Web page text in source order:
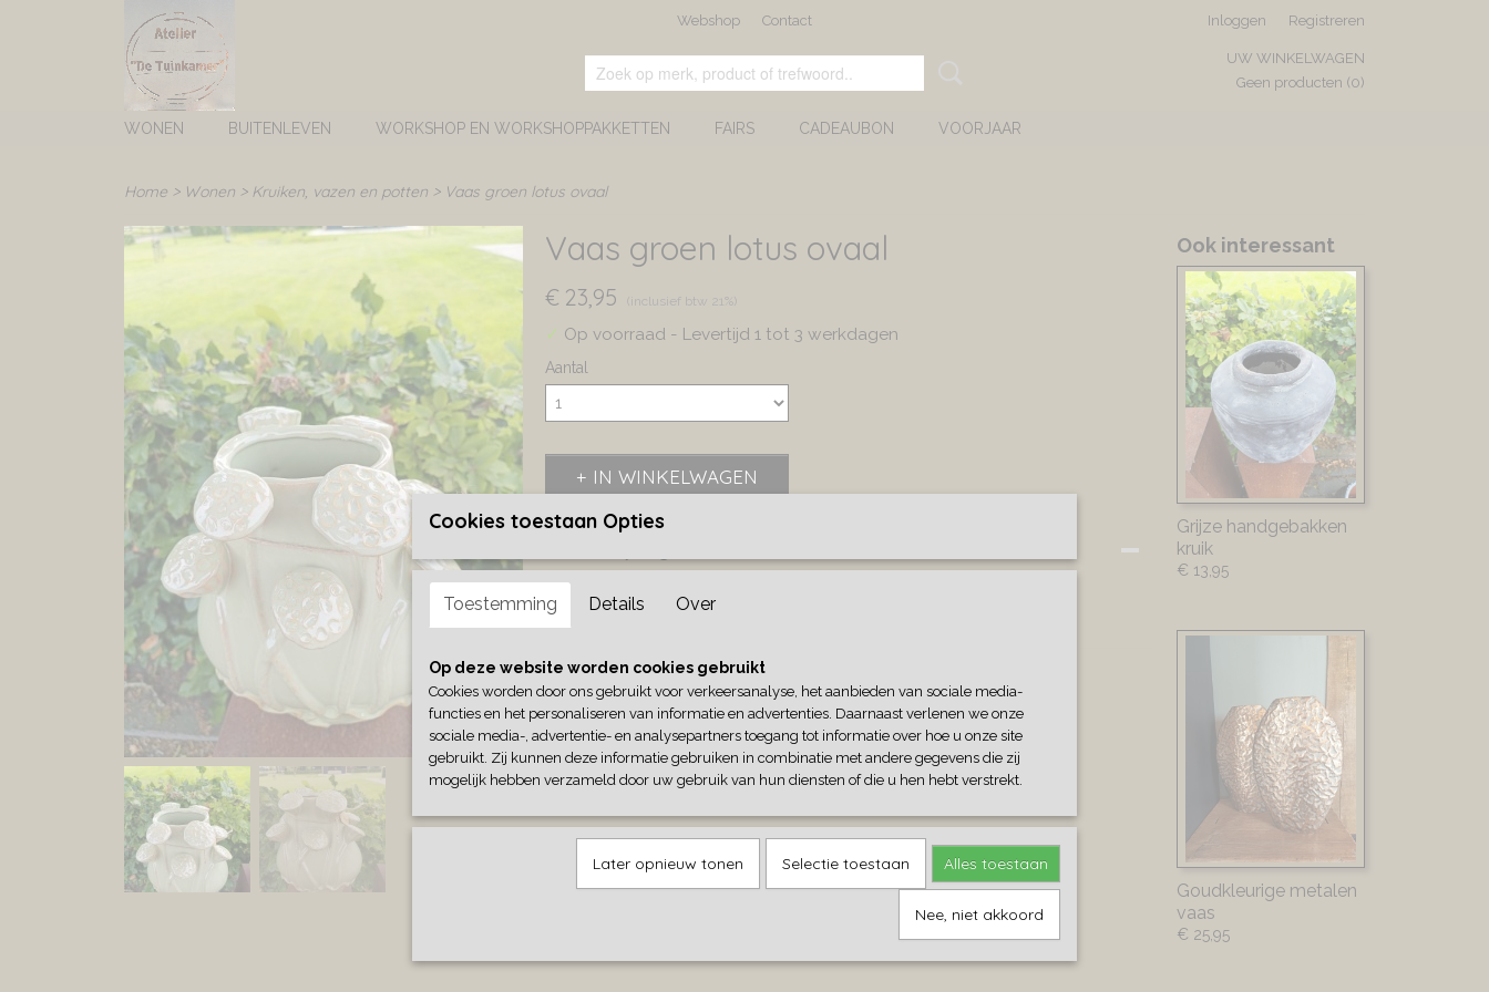
Webshop Contact Inloggen Registreren
UW WINKELWAGEN
Geen producten (0)
WONEN BUITENLEVEN WORKSHOP EN WORKSHOPPAKKETTEN FAIRS CADEAUBON VOORJAAR
Home > Wonen > Kruiken, vazen en potten > Vaas groen lotus ovaal
Vaas groen lotus ovaal
€ 23,95 (inclusief btw 21%)
✓ Op voorraad - Levertijd 1 tot 3 werkdagen
Aantal
IN WINKELWAGEN
Groene vaas lotus ovaal
Ook interessant
Grijze handgebakken
kruik
€ 13,95
Goudkleurige metalen
vaas
€ 25,95
Cookies toestaan Opties
Toestemming Details Over
Op deze website worden cookies gebruikt
Cookies worden door ons gebruikt voor verkeersanalyse, het aanbieden van sociale media-
functies en het personaliseren van informatie en advertenties. Daarnaast verlenen we onze
sociale media-, advertentie- en analysepartners toegang tot informatie over hoe u onze site
gebruikt. Zij kunnen deze informatie gebruiken in combinatie met andere gegevens die zij
mogelijk hebben verzameld door uw gebruik van hun diensten of die u hen hebt verstrekt.
Later opnieuw tonen Selectie toestaan Alles toestaan
Nee, niet akkoord